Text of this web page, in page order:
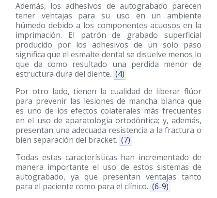
Además, los adhesivos de autograbado parecen
tener ventajas para su uso en un ambiente
húmedo debido a los componentes acuosos en la
imprimación. El patrón de grabado superficial
producido por los adhesivos de un solo paso
significa que el esmalte dental se disuelve menos lo
que da como resultado una perdida menor de
estructura dura del diente. (4)
Por otro lado, tienen la cualidad de liberar flúor
para prevenir las lesiones de mancha blanca que
es uno de los efectos colaterales más frecuentes
en el uso de aparatología ortodóntica; y, además,
presentan una adecuada resistencia a la fractura o
bien separación del bracket. (7)
Todas estas características han incrementado de
manera importante el uso de estos sistemas de
autograbado, ya que presentan ventajas tanto
para el paciente como para el clínico. (6-9)